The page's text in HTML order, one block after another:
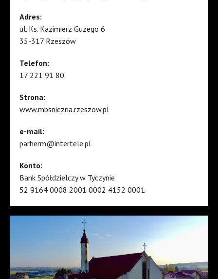
Adres:
ul. Ks. Kazimierz Guzego 6
35-317 Rzeszów
Telefon:
17 221 91 80
Strona:
www.mbsniezna.rzeszow.pl
e-mail:
parherm@intertele.pl
Konto:
Bank Spółdzielczy w Tyczynie
52 9164 0008 2001 0002 4152 0001